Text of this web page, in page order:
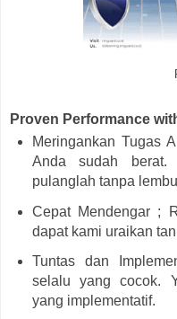
Proven Performance
Meringankan Tugas
Anda sudah
pulanglah tanpa
Cepat Mendengar ;
dapat kami uraikan
Tuntas dan
selalu yang cocok.
yang implementatif.